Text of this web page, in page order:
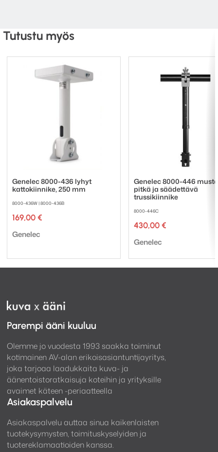
Tutustu myös
Genelec 8000-436 lyhyt
kattokiinnike, 250 mm
8000-436W | 8000-436B
169,00 €
Tuotemerkki:
Genelec
Genelec 8000-446
pitkä ja säädettävä
trussikiinnike
8000-446C
430,00 €
Tuotemerkki:
Genelec
Parempi ääni kuuluu
Olemme jo vuodesta 1993 saakka toiminut
kotimainen AV-alan erikoisasiantuntijayritys,
joka tarjoaa laadukkaita kuva- ja
äänentoistoratkaisuja koteihin ja yrityksille
avaimet käteen -periaatteella
Asiakaspalvelu
Asiakaspalvelu auttaa sinua kaikenlaisten
tuotekysymysten, toimituskyselyiden ja
tuotereklamaatioiden kanssa.